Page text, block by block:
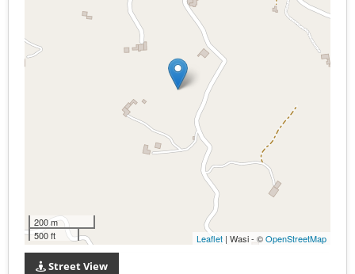
200 m
500 ft
Leaflet | Wasi - ©OpenStreetMap
Street View